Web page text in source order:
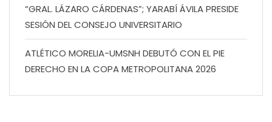
“GRAL. LÁZARO CÁRDENAS”; YARABÍ ÁVILA PRESIDE
SESIÓN DEL CONSEJO UNIVERSITARIO
ATLÉTICO MORELIA-UMSNH DEBUTÓ CON EL PIE
DERECHO EN LA COPA METROPOLITANA 2026